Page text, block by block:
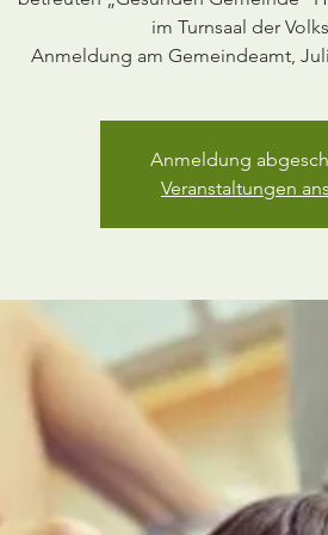
im Turnsaal der
Anmeldung am Gemeindeamt,
Anmeldung
Veranstaltungen